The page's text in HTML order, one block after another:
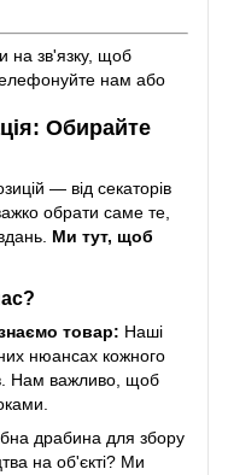
на зв'язку, щоб
нам або
Обирайте
— від секаторів
обрати саме те,
Ми тут, щоб
товар: Наші
нюансах кожного
Нам важливо, щоб
драбина для збору
на об'єкті? Ми